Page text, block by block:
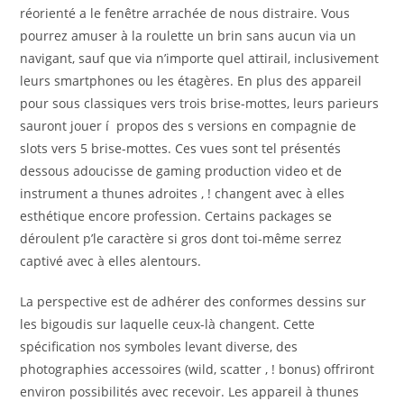
réorienté a le fenêtre arrachée de nous distraire. Vous
pourrez amuser à la roulette un brin sans aucun via un
navigant, sauf que via n’importe quel attirail, inclusivement
leurs smartphones ou les étagères. En plus des appareil
pour sous classiques vers trois brise-mottes, leurs parieurs
sauront jouer í propos des s versions en compagnie de
slots vers 5 brise-mottes. Ces vues sont tel présentés
dessous adoucisse de gaming production video et de
instrument a thunes adroites , ! changent avec à elles
esthétique encore profession. Certains packages se
déroulent p’le caractère si gros dont toi-même serrez
captivé avec à elles alentours.
La perspective est de adhérer des conformes dessins sur
les bigoudis sur laquelle ceux-là changent. Cette
spécification nos symboles levant diverse, des
photographies accessoires (wild, scatter , ! bonus) offriront
environ possibilités avec recevoir. Les appareil à thunes